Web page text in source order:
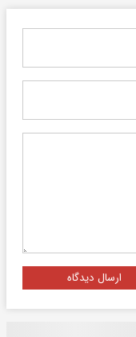
ارسال دیدگاه